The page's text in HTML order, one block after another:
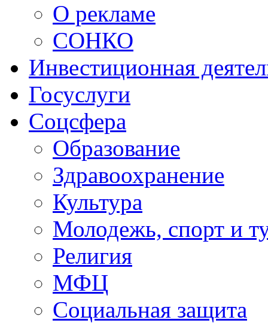
О рекламе
СОНКО
Инвестиционная
Госуслуги
Соцсфера
Образование
Здравоохранение
Культура
Молодежь, спорт и
Религия
МФЦ
Социальная защита